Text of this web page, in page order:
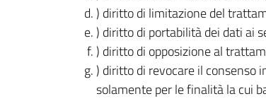
) diritto di limitazione del
) diritto di portabilità dei dati ai
) diritto di opposizione al
) diritto di revocare il consenso
solamente per le finalità la cui